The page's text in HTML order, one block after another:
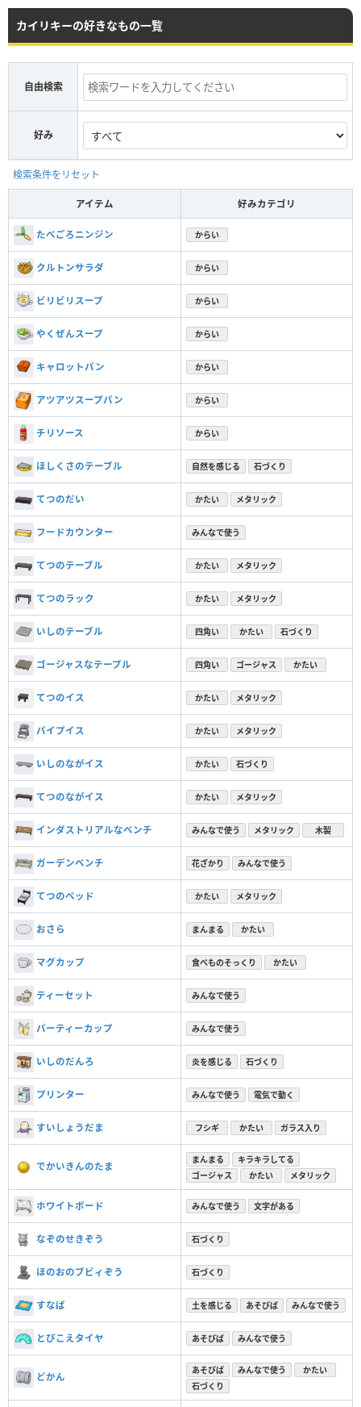
カイリキーの好きなもの一覧
自由検索
好み
検索条件をリセット
アイテム 好みカテゴリ
たべごろニンジン からい
クルトンサラダ からい
ビリビリスープ からい
やくぜんスープ からい
キャロットパン からい
アツアツスープパン からい
チリソース からい
ほしくさのテーブル 自然を感じる 石づくり
てつのだい かたい メタリック
フードカウンター みんなで使う
てつのテーブル かたい メタリック
てつのラック かたい メタリック
いしのテーブル 四角い かたい 石づくり
ゴージャスなテーブル 四角い ゴージャス かたい
てつのイス かたい メタリック
パイプイス かたい メタリック
いしのながイス かたい 石づくり
てつのながイス かたい メタリック
インダストリアルなベンチ みんなで使う メタリック 木製
ガーデンベンチ 花ざかり みんなで使う
てつのベッド かたい メタリック
おさら まんまる かたい
マグカップ 食べものそっくり かたい
ティーセット みんなで使う
パーティーカップ みんなで使う
いしのだんろ 炎を感じる 石づくり
プリンター みんなで使う 電気で動く
すいしょうだま フシギ かたい ガラス入り
でかいきんのたま
まんまる
キラキラしてる
ゴージャス
かたい メタリック
ホワイトボード みんなで使う 文字がある
なぞのせきぞう 石づくり
ほのおのブビィぞう 石づくり
すなば 土を感じる あそびば みんなで使う
とびこえタイヤ あそびば みんなで使う
どかん
あそびば みんなで使う
かたい
石づくり